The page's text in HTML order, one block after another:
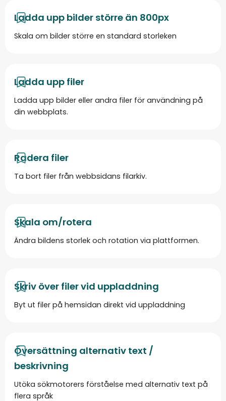
Ladda upp bilder större än 800px
Skala om bilder större en standard storleken
Ladda upp filer
Ladda upp bilder eller andra filer för användning på
din webbplats.
Radera filer
Ta bort filer från webbsidans filarkiv.
Skala om/rotera
Ändra bildens storlek och rotation via plattformen.
Skriv över filer vid uppladdning
Byt ut filer på hemsidan direkt vid uppladdning
Översättning alternativ text /
beskrivning
Utöka sökmotorers förståelse med alternativ text på
flera språk